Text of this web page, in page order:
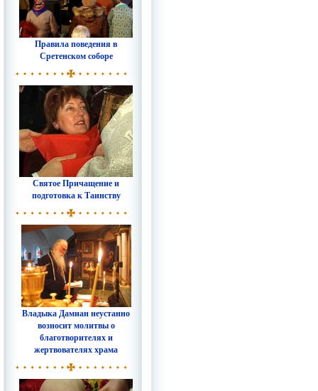
Правила поведения в
Сретенском соборе
Святое Причащение и
подготовка к Таинству
Владыка Дамиан неустанно
возносит молитвы о
благотворителях и
жертвователях храма